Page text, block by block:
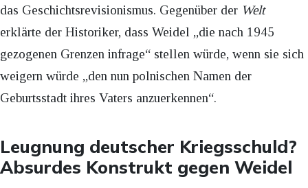
das Geschichtsrevisionismus. Gegenüber der Welt
erklärte der Historiker, dass Weidel „die nach 1945
gezogenen Grenzen infrage“ stellen würde, wenn sie sich
weigern würde „den nun polnischen Namen der
Geburtsstadt ihres Vaters anzuerkennen“.
Leugnung deutscher Kriegsschuld?
Absurdes Konstrukt gegen Weidel